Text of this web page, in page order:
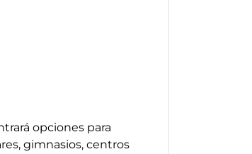
opciones para
gimnasios, centros